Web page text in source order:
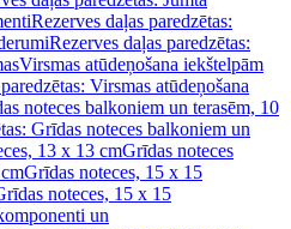
Rezerves daļas paredzētas:
Rezerves daļas paredzētas:
Virsmas atūdeņošana iekštelpām
Virsmas atūdeņošana
noteces balkoniem un terasēm, 10
Grīdas noteces balkoniem un
13 x 13 cmGrīdas noteces
Grīdas noteces, 15 x 15
noteces, 15 x 15
un